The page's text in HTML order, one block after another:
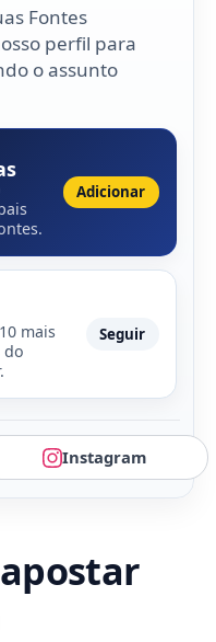
Fontes
perfil para
o assunto
Adicionar
mais
do
Seguir
Instagram